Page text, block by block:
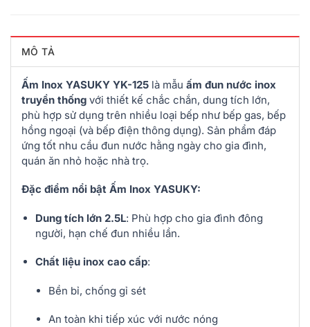
MÔ TẢ
Ấm Inox YASUKY YK-125 là mẫu ấm đun nước inox
truyền thống với thiết kế chắc chắn, dung tích lớn,
phù hợp sử dụng trên nhiều loại bếp như bếp gas, bếp
hồng ngoại (và bếp điện thông dụng). Sản phẩm đáp
ứng tốt nhu cầu đun nước hằng ngày cho gia đình,
quán ăn nhỏ hoặc nhà trọ.
Đặc điểm nổi bật Ấm Inox YASUKY:
Dung tích lớn 2.5L: Phù hợp cho gia đình đông
người, hạn chế đun nhiều lần.
Chất liệu inox cao cấp:
Bền bỉ, chống gỉ sét
An toàn khi tiếp xúc với nước nóng